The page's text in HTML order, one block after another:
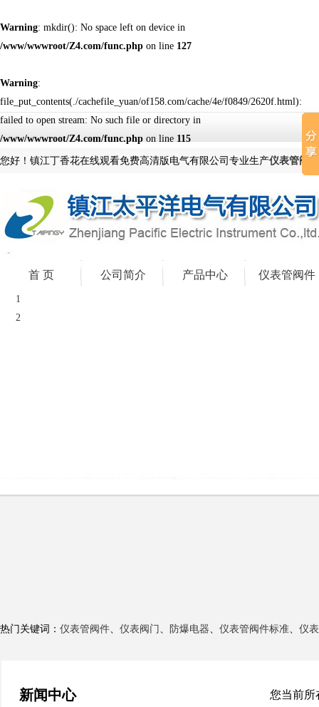
Warning: mkdir(): No space left on device in
/www/wwwroot/Z4.com/func.php on line 127
Warning:
file_put_contents(./cachefile_yuan/of158.com/cache/4e/f0849/2620f.html):
failed to open stream: No such file or directory in
/www/wwwroot/Z4.com/func.php on line 115
您好！镇江丁香花在线观看免费高清版电气有限公司专业生产仪表管阀件
首 页 公司简介 产品中心 仪表管阀件
1
2
热门关键词： 仪表管阀件、 仪表阀门 、 防爆电器、 仪表管阀件标准、 仪
新闻中心 您当前所